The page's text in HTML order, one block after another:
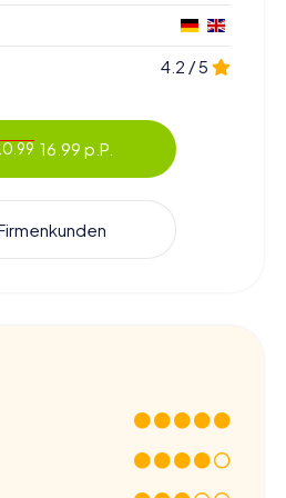
4.2 / 5
16.99 p.P.